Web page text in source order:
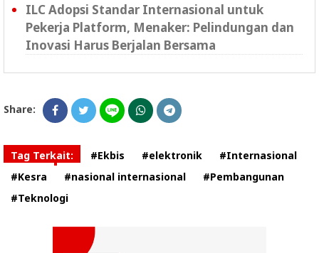
ILC Adopsi Standar Internasional untuk
Pekerja Platform, Menaker: Pelindungan dan
Inovasi Harus Berjalan Bersama
Share:
Tag Terkait: #Ekbis #elektronik
#Internasional
#Kesra
#nasional internasional
#Pembangunan
#Teknologi